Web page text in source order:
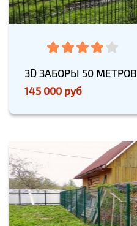
3D ЗАБОРЫ 50 МЕТРОВ
145 000 руб